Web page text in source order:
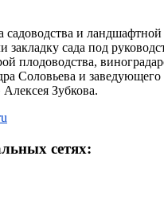
садоводства и ландшафтной
закладку сада под
плодоводства,
Соловьева и заведующего
Зубкова.
сетях: